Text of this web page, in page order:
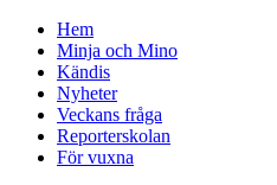
Hem
Minja och Mino
Kändis
Nyheter
Veckans fråga
Reporterskolan
För vuxna